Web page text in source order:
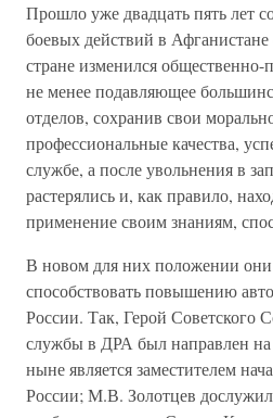
Прошло уже двадцать пять лет
боевых действий в
стране изменился
не менее подавляющее
отделов, сохранив свои
профессиональные качества,
службе, а после увольнения в
растерялись и, как правило,
применение своим знаниям,
В новом для них положении
способствовать повышению
России. Так, Герой Советского
службы в ДРА был направлен на
ныне является заместителем
России; М.В. Золотцев